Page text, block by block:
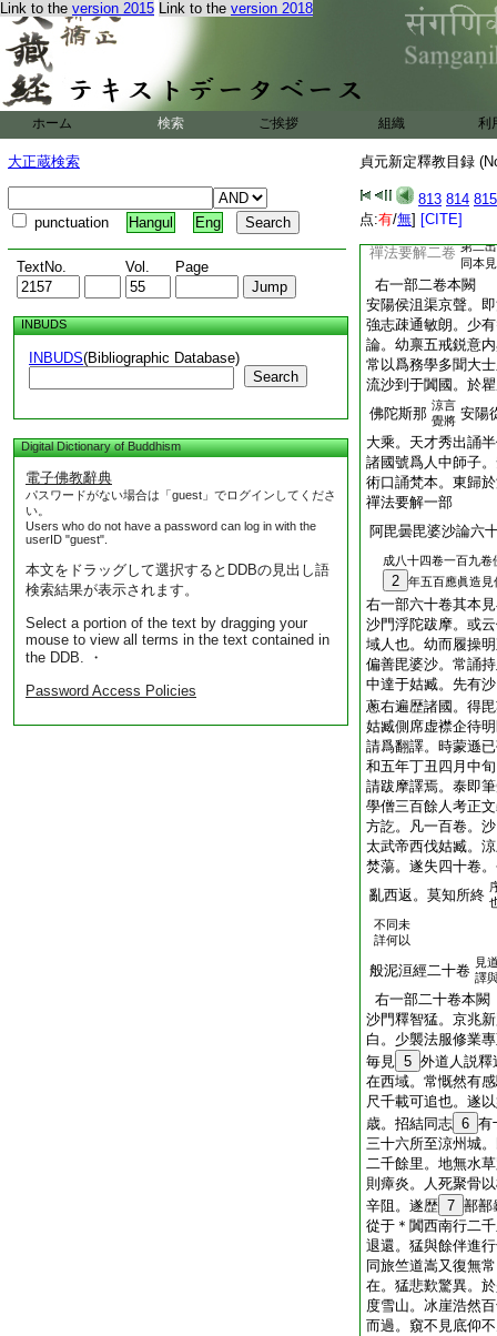
Link to the version 2015 Link to the version 2018
ホーム 検索 ご挨拶 組織 利
大正蔵検索
punctuation Hangul Eng
TextNo. Vol. Page
INBUDS
INBUDS(Bibliographic Database)
Search
Digital Dictionary of Buddhism
電子佛教辭典
パスワードがない場合は「guest」でログインしてくださ
い。
Users who do not have a password can log in with the
userID "guest".
本文をドラッグして選択するとDDBの見出し語
検索結果が表示されます。
Select a portion of the text by dragging your
mouse to view all terms in the text contained in
the DDB. ・
Password Access Policies
貞元新定釋教目録
813 814 815
点:有/無] [CITE]
虚空藏經五卷
祐房
空藏
復存
戒
善信女經二卷
無爲道經二卷
決定罪福經一卷 上
禪法要解二卷 第二
同本
右一部二卷本闕
安陽侯沮渠京聲。
強志疎通敏朗。少
論。幼禀五戒鋭意
常以爲務學多聞大
流沙到于闐國。於
佛陀斯那 涼言
覺將 安陽
大乘。天才秀出誦
諸國號爲人中師子
術口誦梵本。東歸
禪法要解一部
阿毘曇毘婆沙論六
成八十四卷一百九卷
2 年五百應眞造
右一部六十卷其本
沙門浮陀跋摩。或
域人也。幼而履操
偏善毘婆沙。常誦
中達于姑臧。先有
蔥右遍歴諸國。得
姑臧側席虚襟企待
請爲翻譯。時蒙遜
和五年丁丑四月中
請跋摩譯焉。泰即
學僧三百餘人考正
方訖。凡一百卷。
太武帝西伐姑臧。
焚蕩。遂失四十卷
亂西返。莫知所終
不同未
詳何以
般泥洹經二十卷 見
譯
右一部二十卷本闕
沙門釋智猛。京兆
白。少襲法服修業
毎見 5 外道人説釋
在西域。常慨然有
尺千載可追也。遂
歳。招結同志 6 有
三十六所至涼州城
二千餘里。地無水
則瘴炎。人死聚骨
辛阻。遂歴 7 鄯鄯
從于＊闐西南行二
退還。猛與餘伴進
同旅竺道嵩又復無
在。猛悲歎驚異。
度雪山。冰崖浩然
而過。窺不見底仰